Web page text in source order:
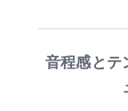
音程感とテ